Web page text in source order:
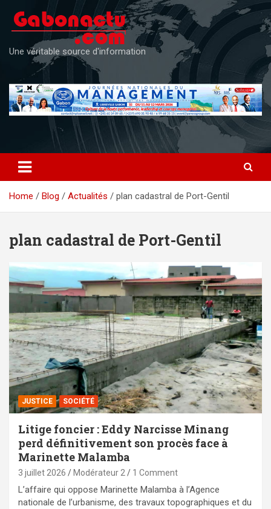
content
Une véritable source d'information
Home Blog Actualités plan cadastral de Port-Gentil
plan cadastral de Port-Gentil
JUSTICE SOCIÉTÉ
Litige foncier : Eddy Narcisse Minang
perd définitivement son procès face à
Marinette Malamba
3 juillet 2026 Modérateur 2 1 Comment
L’affaire qui oppose Marinette Malamba à l’Agence
nationale de l’urbanisme, des travaux topographiques et du